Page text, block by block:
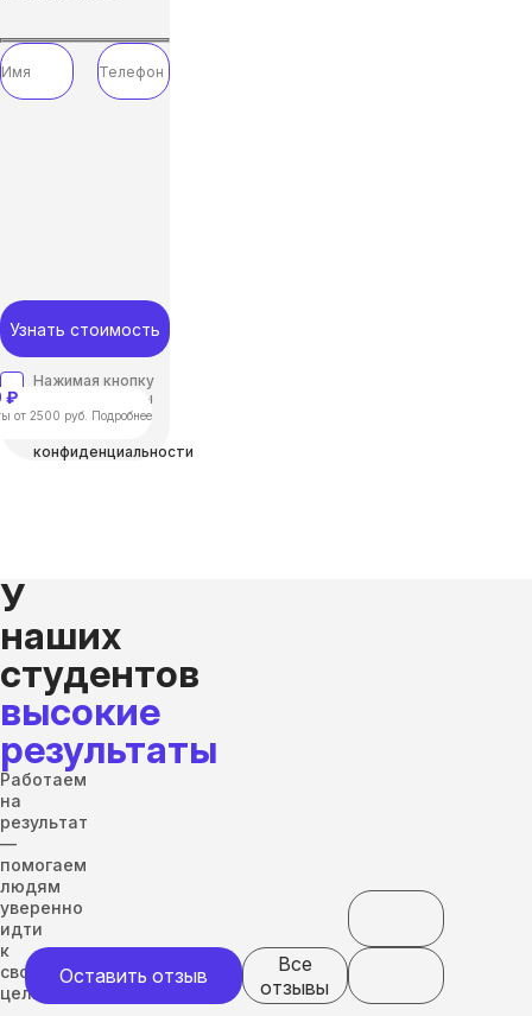
Узнать стоимость
Нажимая кнопку
“отправить”, вы
соглашаетесь с
конфиденциальности
₽
от 2500 руб. Подробнее
У
наших
студентов
высокие
результаты
Работаем
на
результат
—
помогаем
людям
уверенно
идти
к
своим
целям
Оставить отзыв
Все
отзывы